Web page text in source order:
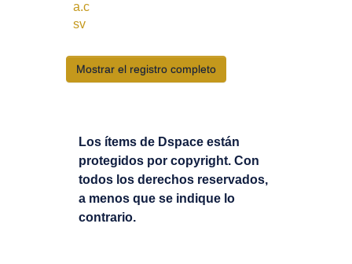
a.c
sv
Mostrar el registro completo
Los ítems de Dspace están
protegidos por copyright. Con
todos los derechos reservados,
a menos que se indique lo
contrario.